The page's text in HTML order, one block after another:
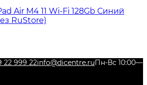
Air M4 11 Wi-Fi 128Gb Синий
RuStore)
22 999 22info@dicentre.ruПн-Вс 10:00—